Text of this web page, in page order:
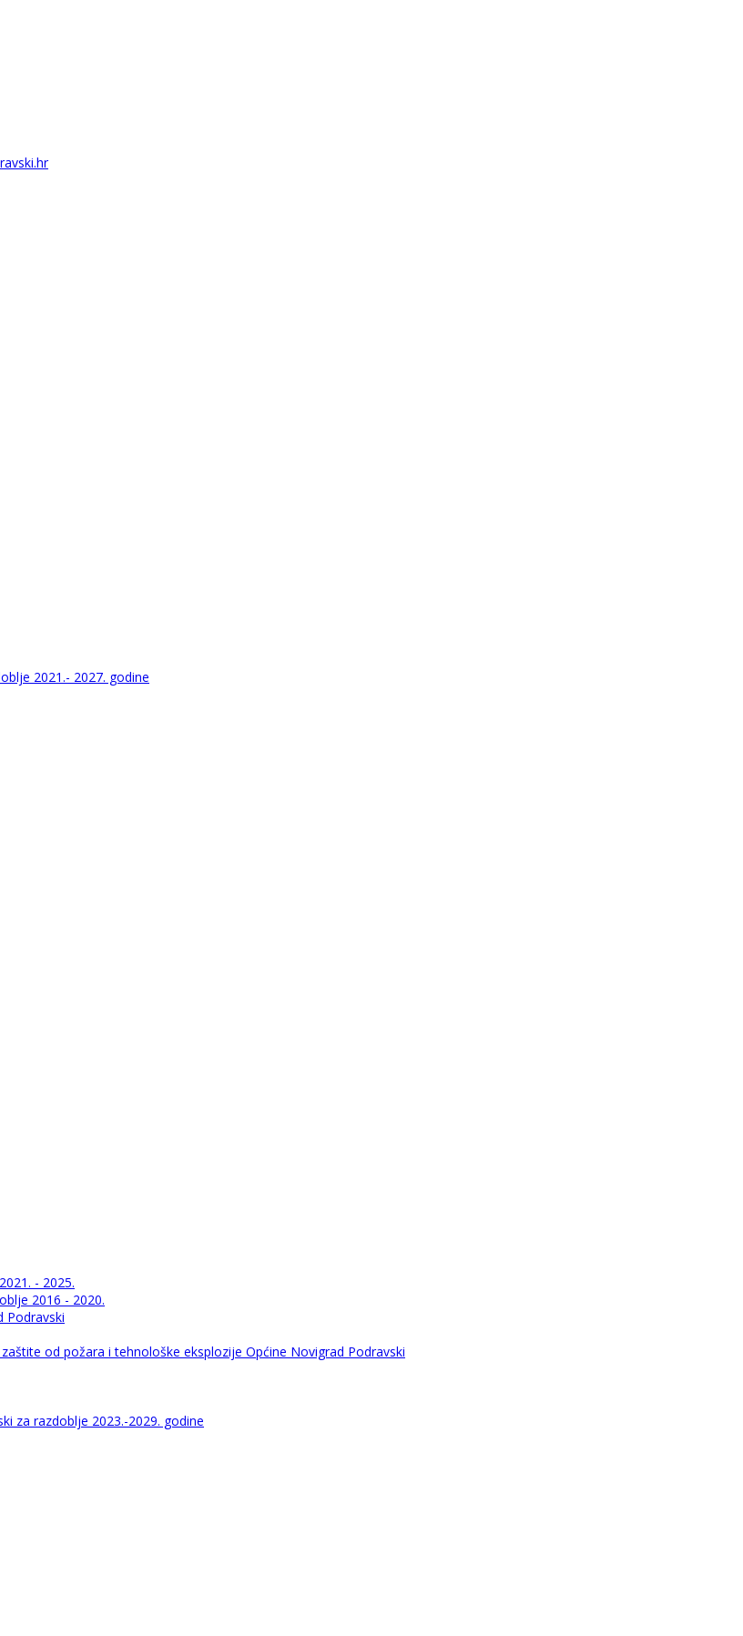
2021.- 2027. godine
- 2025.
2016 - 2020.
Podravski
od požara i tehnološke eksplozije Općine Novigrad Podravski
za razdoblje 2023.-2029. godine